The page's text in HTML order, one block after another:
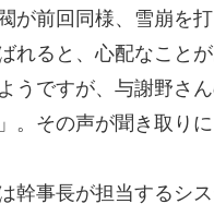
が前回同様、雪崩を
れると、心配なこと
うですが、与謝野さ
。その声が聞き取り
幹事長が担当するシ